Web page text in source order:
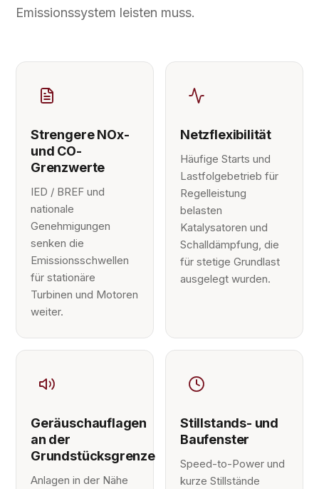
Emissionssystem leisten muss.
Strengere NOx-
und CO-
Grenzwerte
IED / BREF und
nationale
Genehmigungen
senken die
Emissionsschwellen
für stationäre
Turbinen und Motoren
weiter.
Netzflexibilität
Häufige Starts und
Lastfolgebetrieb für
Regelleistung
belasten
Katalysatoren und
Schalldämpfung, die
für stetige Grundlast
ausgelegt wurden.
Geräuschauflagen
an der
Grundstücksgrenze
Anlagen in der Nähe
Stillstands- und
Baufenster
Speed-to-Power und
kurze Stillstände